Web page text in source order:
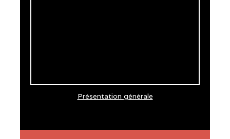
Présentation générale